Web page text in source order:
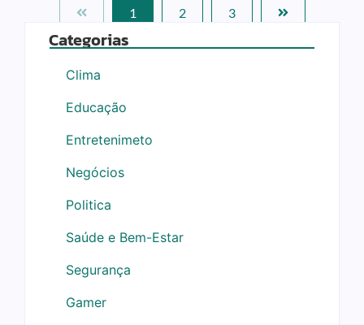
1 2 3
Categorias
Clima
Educação
Entretenimeto
Negócios
Politica
Saúde e Bem-Estar
Segurança
Gamer